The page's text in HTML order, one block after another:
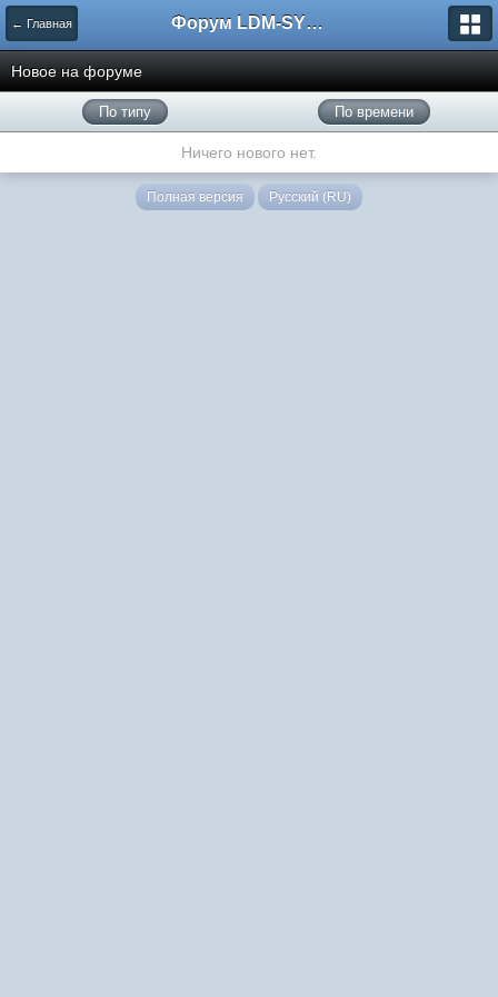
← Главная Форум LDM-SYSTEMS
Новое на форуме
По типу По времени
Ничего нового нет.
Полная версия Русский (RU)